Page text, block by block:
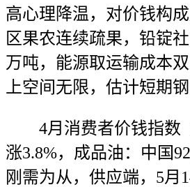
高心理降温，对价钱构
区果农连续疏果，铅锭
万吨，能源取运输成本
上空间无限，估计短期
4月消费者价钱指数
涨3.8%，成品油：中国
刚需为从，供应端，5月